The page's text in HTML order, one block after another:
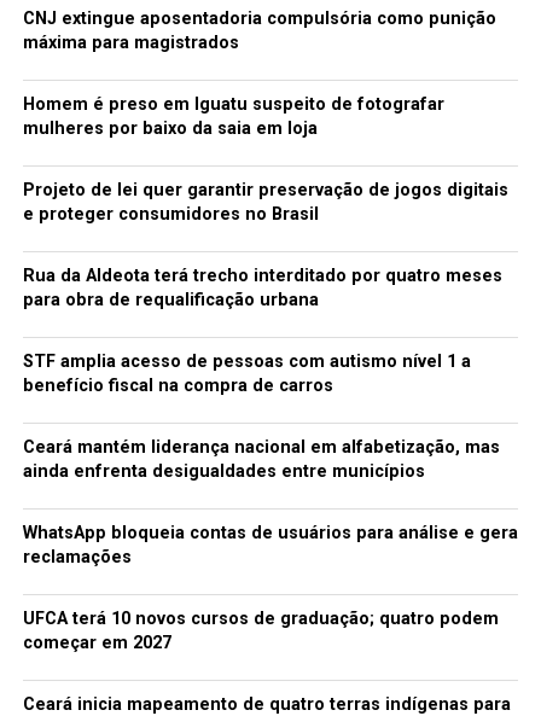
CNJ extingue aposentadoria compulsória como punição
máxima para magistrados
Homem é preso em Iguatu suspeito de fotografar
mulheres por baixo da saia em loja
Projeto de lei quer garantir preservação de jogos digitais
e proteger consumidores no Brasil
Rua da Aldeota terá trecho interditado por quatro meses
para obra de requalificação urbana
STF amplia acesso de pessoas com autismo nível 1 a
benefício fiscal na compra de carros
Ceará mantém liderança nacional em alfabetização, mas
ainda enfrenta desigualdades entre municípios
WhatsApp bloqueia contas de usuários para análise e gera
reclamações
UFCA terá 10 novos cursos de graduação; quatro podem
começar em 2027
Ceará inicia mapeamento de quatro terras indígenas para